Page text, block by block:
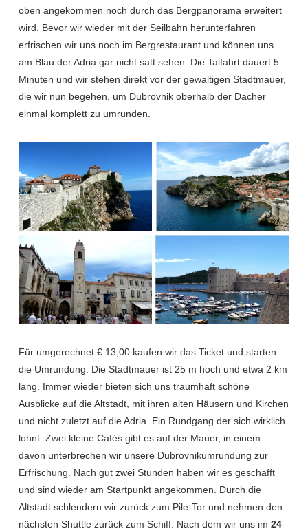
oben angekommen noch durch das Bergpanorama erweitert
wird. Bevor wir wieder mit der Seilbahn herunterfahren
erfrischen wir uns noch im Bergrestaurant und können uns
am Blau der Adria gar nicht satt sehen. Die Talfahrt dauert 5
Minuten und wir stehen direkt vor der gewaltigen Stadtmauer,
die wir nun begehen, um Dubrovnik oberhalb der Dächer
einmal komplett zu umrunden.
Für umgerechnet € 13,00 kaufen wir das Ticket und starten
die Umrundung. Die Stadtmauer ist 25 m hoch und etwa 2 km
lang. Immer wieder bieten sich uns traumhaft schöne
Ausblicke auf die Altstadt, mit ihren alten Häusern und Kirchen
und nicht zuletzt auf die Adria. Ein Rundgang der sich wirklich
lohnt. Zwei kleine Cafés gibt es auf der Mauer, in einem
davon unterbrechen wir unsere Dubrovnikumrundung zur
Erfrischung. Nach gut zwei Stunden haben wir es geschafft
und sind wieder am Startpunkt angekommen. Durch die
Altstadt schlendern wir zurück zum Pile-Tor und nehmen den
nächsten Shuttle zurück zum Schiff. Nach dem wir uns im 24